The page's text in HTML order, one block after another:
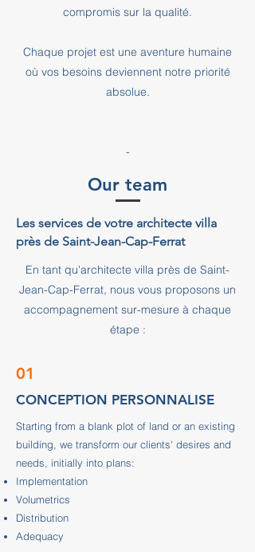
compromis sur la qualité.
Chaque projet est une aventure humaine
où vos besoins deviennent notre priorité
absolue.
-
Our team
Les services de votre architecte villa
près de Saint-Jean-Cap-Ferrat
En tant qu'architecte villa près de Saint-
Jean-Cap-Ferrat, nous vous proposons un
accompagnement sur-mesure à chaque
étape :
01
CONCEPTION PERSONNALISE
Starting from a blank plot of land or an existing
building, we transform our clients' desires and
needs, initially into plans:
Implementation
Volumetrics
Distribution
Adequacy